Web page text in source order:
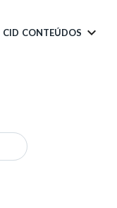
CID CONTEÚDOS